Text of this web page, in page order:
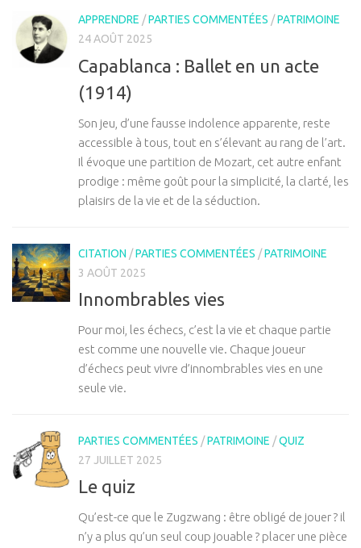
APPRENDRE /PARTIES COMMENTÉES /PATRIMOINE
24 AOÛT 2025
Capablanca : Ballet en un acte
(1914)
Son jeu, d’une fausse indolence apparente, reste
accessible à tous, tout en s’élevant au rang de l’art.
Il évoque une partition de Mozart, cet autre enfant
prodige : même goût pour la simplicité, la clarté, les
plaisirs de la vie et de la séduction.
CITATION /PARTIES COMMENTÉES /PATRIMOINE
3 AOÛT 2025
Innombrables vies
Pour moi, les échecs, c’est la vie et chaque partie
est comme une nouvelle vie. Chaque joueur
d’échecs peut vivre d’innombrables vies en une
seule vie.
PARTIES COMMENTÉES /PATRIMOINE /QUIZ
27 JUILLET 2025
Le quiz
Qu’est-ce que le Zugzwang : être obligé de jouer ? il
n’y a plus qu’un seul coup jouable ? placer une pièce